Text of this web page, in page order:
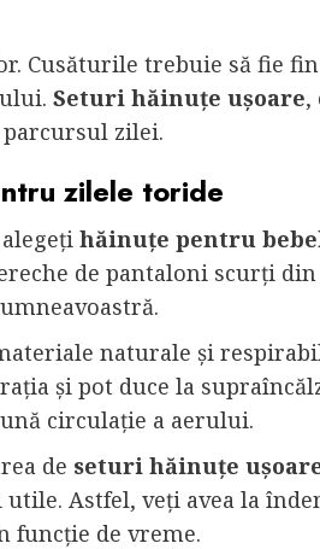
Cusăturile trebuie să fie
Seturi hăinuțe ușoare,
zilei.
zilele toride
hăinuțe pentru
de pantaloni scurți
naturale și
și pot duce la
circulație a aerului.
de seturi hăinuțe
Astfel, veți avea la
funcție de vreme.